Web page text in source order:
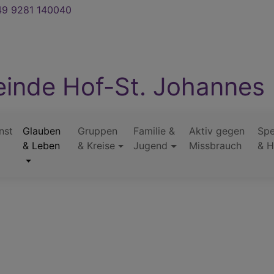
9281 140040
Hof-St. Johannes
Glauben
& Leben
Gruppen
& Kreise
Familie &
Jugend
Aktiv gegen
Missbrauch
&